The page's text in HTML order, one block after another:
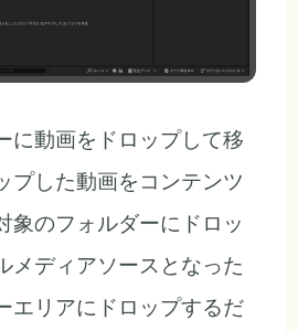
に動画をドロップして移
プした動画をコンテンツ
象のフォルダーにドロッ
メディアソースとなった
エリアにドロップするだ